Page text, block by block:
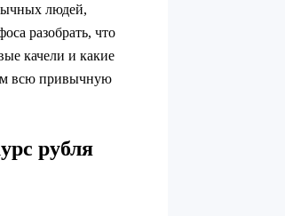
людей,
разобрать, что
качели и какие
всю привычную
рубля